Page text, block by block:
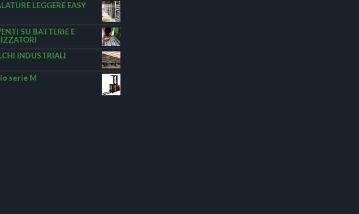
LEGGERE EASY
SU BATTERIE E
INDUSTRIALI
serie M